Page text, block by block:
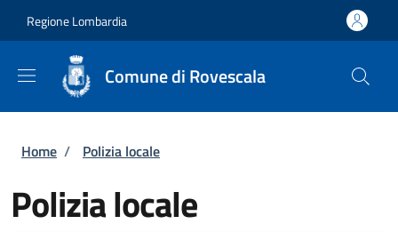
Regione Lombardia
Comune di Rovescala
Briciole di pane
Home / Polizia locale
Polizia locale